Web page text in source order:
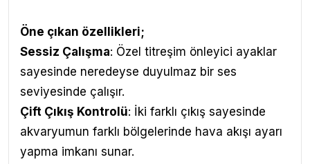
Öne çıkan özellikleri;
Sessiz Çalışma: Özel titreşim önleyici ayaklar
sayesinde neredeyse duyulmaz bir ses
seviyesinde çalışır.
Çift Çıkış Kontrolü: İki farklı çıkış sayesinde
akvaryumun farklı bölgelerinde hava akışı ayarı
yapma imkanı sunar.